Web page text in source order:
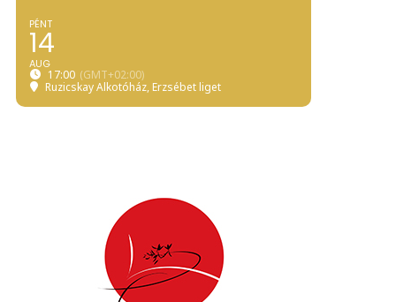
PÉNT
14
AUG
17:00 (GMT+02:00)
Ruzicskay Alkotóház, Erzsébet liget